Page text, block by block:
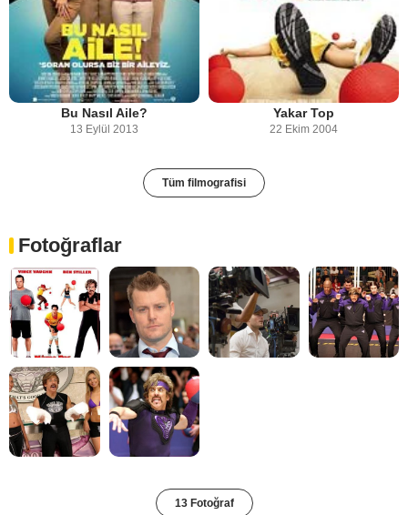
Bu Nasıl Aile?
13 Eylül 2013
Yakar Top
22 Ekim 2004
Tüm filmografisi
Fotoğraflar
13 Fotoğraf